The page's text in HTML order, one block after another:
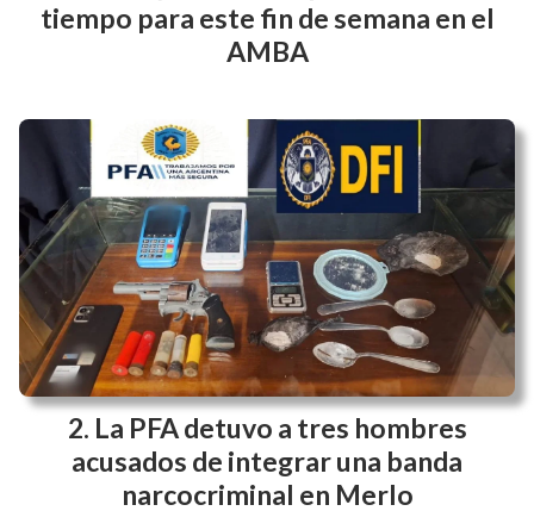
tiempo para este fin de semana en el
AMBA
La PFA detuvo a tres hombres
acusados de integrar una banda
narcocriminal en Merlo